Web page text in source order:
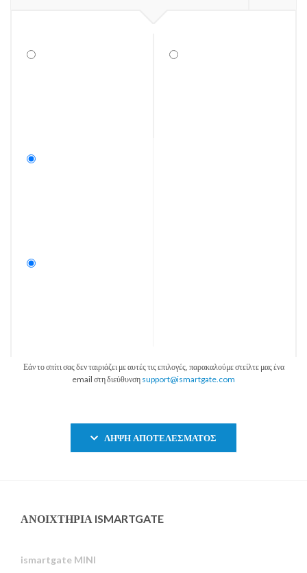
Εάν το σπίτι σας δεν ταιριάζει με αυτές τις επιλογές, παρακαλούμε στείλτε μας ένα
email στη διεύθυνση support@ismartgate.com
ΛΉΨΗ ΑΠΟΤΕΛΈΣΜΑΤΟΣ
ΑΝΟΙΧΤΉΡΙΑ ISMARTGATE
ismartgate MINI